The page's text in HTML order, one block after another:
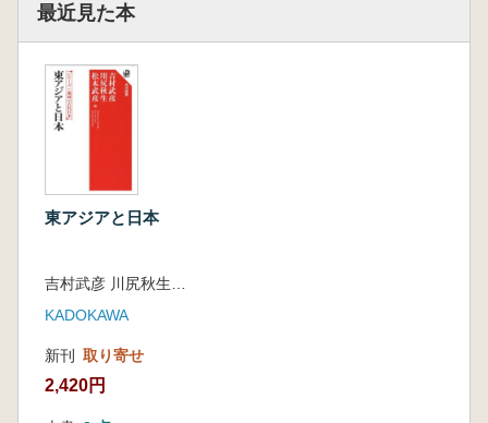
最近見た本
東アジアと日本
KADOKAWA
新刊 取り寄せ
2,420円